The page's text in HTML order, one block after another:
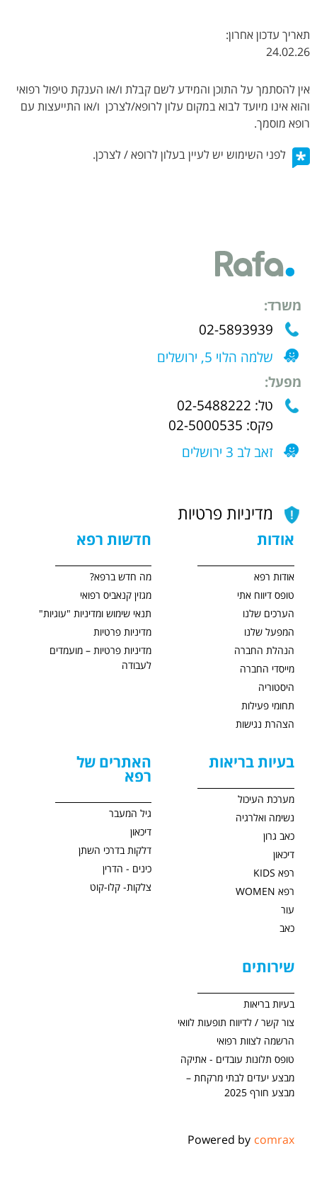
תאריך עדכון אחרון:
24.02.26
אין להסתמך על התוכן והמידע לשם קבלת ו/או הענקת טיפול רפואי
והוא אינו מיועד לבוא במקום עלון לרופא/לצרכן ו/או התייעצות עם
רופא מוסמך.
לפני השימוש יש לעיין בעלון לרופא / לצרכן.
משרד:
02-5893939
שלמה הלוי 5, ירושלים
מפעל:
טל: 02-5488222
פקס: 02-5000535
זאב לב 3 ירושלים
מדיניות פרטיות
אודות
אודות רפא
טופס דיווח אתי
הערכים שלנו
המפעל שלנו
הנהלת החברה
מייסדי החברה
היסטוריה
תחומי פעילות
הצהרת נגישות
חדשות רפא
מה חדש ברפא?
מגזין קנאביס רפואי
תנאי שימוש ומדיניות "עוגיות"
מדיניות פרטיות
מדיניות פרטיות – מועמדים
לעבודה
בעיות בריאות
מערכת העיכול
נשימה ואלרגיה
כאב גרון
דיכאון
רפא KIDS
רפא WOMEN
עור
כאב
האתרים של
רפא
גיל המעבר
דיכאון
דלקות בדרכי השתן
כינים - הדרין
צלקות- קלו-קוט
שירותים
בעיות בריאות
צור קשר / לדיווח תופעות לוואי
הרשמה לצוות רפואי
טופס תלונות עובדים - אתיקה
מבצע יעדים לבתי מרקחת –
מבצע חורף 2025
Powered by comrax